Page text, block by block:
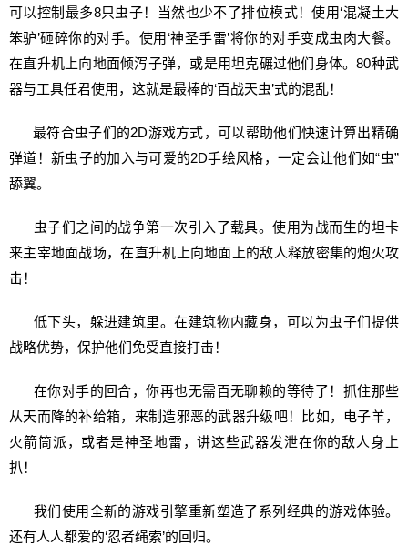
可以控制最多8只虫子！当然也少不了排位模式！使用‘混凝土大
笨驴’砸碎你的对手。使用‘神圣手雷’将你的对手变成虫肉大餐。
在直升机上向地面倾泻子弹，或是用坦克碾过他们身体。80种武
器与工具任君使用，这就是最棒的‘百战天虫’式的混乱！
最符合虫子们的2D游戏方式，可以帮助他们快速计算出精确
弹道！新虫子的加入与可爱的2D手绘风格，一定会让他们如“虫”
舔翼。
虫子们之间的战争第一次引入了载具。使用为战而生的坦卡
来主宰地面战场，在直升机上向地面上的敌人释放密集的炮火攻
击！
低下头，躲进建筑里。在建筑物内藏身，可以为虫子们提供
战略优势，保护他们免受直接打击！
在你对手的回合，你再也无需百无聊赖的等待了！抓住那些
从天而降的补给箱，来制造邪恶的武器升级吧！比如，电子羊，
火箭筒派，或者是神圣地雷，讲这些武器发泄在你的敌人身上
扒！
我们使用全新的游戏引擎重新塑造了系列经典的游戏体验。
还有人人都爱的‘忍者绳索’的回归。